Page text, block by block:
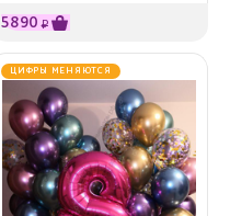
5890 ₽
ЦИФРЫ МЕНЯЮТСЯ